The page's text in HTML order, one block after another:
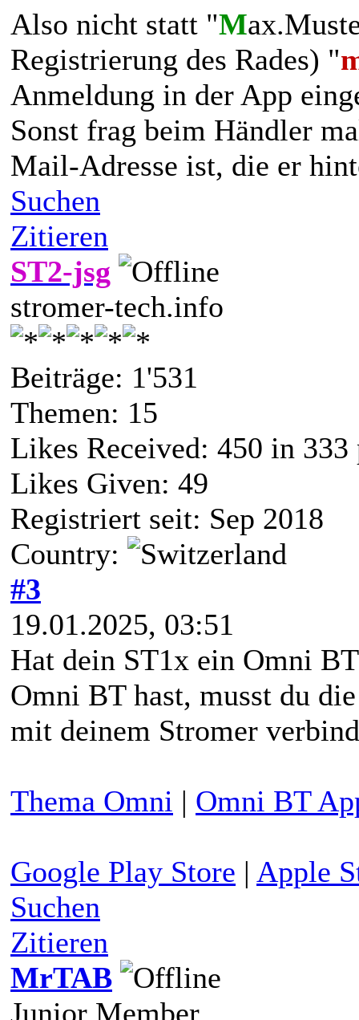
Also nicht statt "M
Registrierung des Rades) "
Anmeldung in der App
Sonst frag beim Händler
Mail-Adresse ist, die er
Suchen
Zitieren
ST2-jsg
stromer-tech.info
Beiträge: 1'531
Themen: 15
Likes Received: 450 in 333
Likes Given: 49
Registriert seit: Sep 2018
Country:
#3
19.01.2025, 03:51
Hat dein ST1x ein Omni
Omni BT hast, musst du
mit deinem Stromer
Thema Omni | Omni BT
Google Play Store | Apple
Suchen
Zitieren
MrTAB
Junior Member